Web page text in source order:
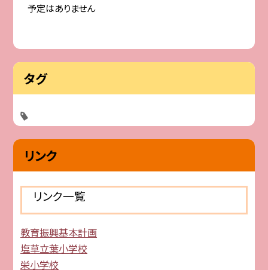
予定はありません
タグ
リンク
リンク一覧
教育振興基本計画
塩草立葉小学校
栄小学校